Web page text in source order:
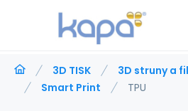
3D TISK
3D struny a
Smart Print
TPU